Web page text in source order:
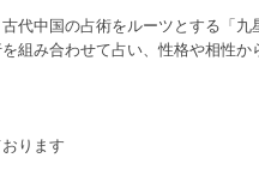
代中国の占術をルーツとする「
組み合わせて占い、性格や相性
ります